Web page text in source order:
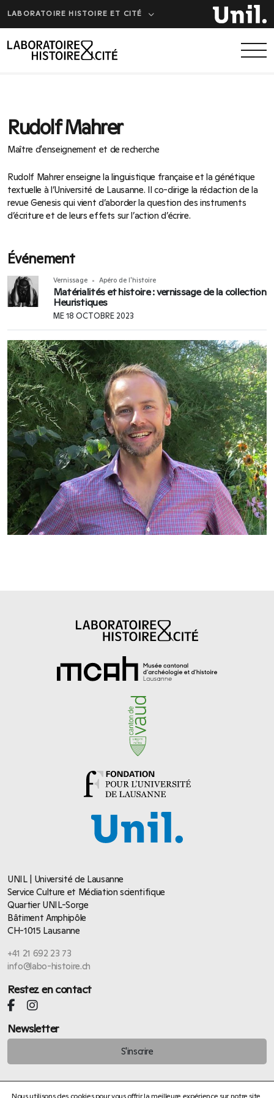
Rudolf Mahrer
Maître d'enseignement et de recherche
Rudolf Mahrer enseigne la linguistique française et la génétique
textuelle à l’Université de Lausanne. Il co-dirige la rédaction de la
revue Genesis qui vient d’aborder la question des instruments
d’écriture et de leurs effets sur l’action d’écrire.
Événement
Vernissage Apéro de l'histoire
Matérialités et histoire : vernissage de la collection
Heuristiques
ME 18 OCTOBRE 2023
UNIL | Université de Lausanne
Service Culture et Médiation scientifique
Quartier UNIL-Sorge
Bâtiment Amphipôle
CH-1015 Lausanne
+41 21 692 23 73
info@labo-histoire.ch
Restez en contact
Newsletter
S'inscrire
LABORATOIRE HISTOIRE ET CITÉ